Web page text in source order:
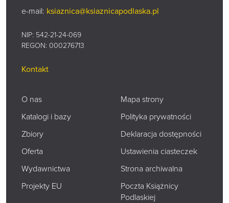
e-mail: ksiaznica@ksiaznicapodlaska.pl
NIP: 542-21-24-069
REGON: 000276713
Kontakt
O nas
Katalogi i bazy
Zbiory
Oferta
Wydawnictwa
Projekty EU
Mapa strony
Polityka prywatności
Deklaracja dostępności
Ustawienia ciasteczek
Strona archiwalna
Poczta Książnicy
Podlaskiej